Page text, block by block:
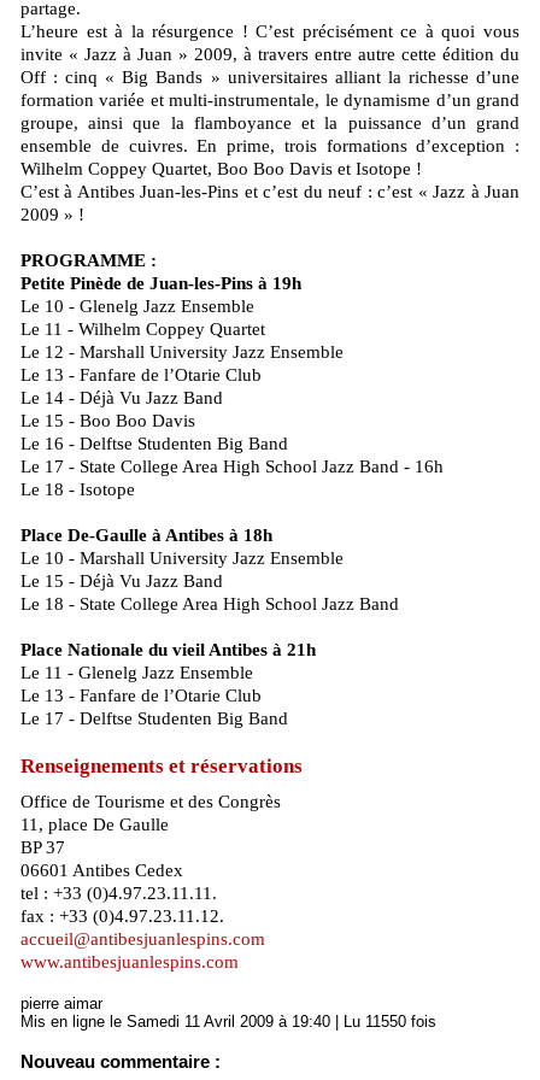
partage.
L’heure est à la résurgence ! C’est précisément ce à quoi vous
invite « Jazz à Juan » 2009, à travers entre autre cette édition du
Off : cinq « Big Bands » universitaires alliant la richesse d’une
formation variée et multi-instrumentale, le dynamisme d’un grand
groupe, ainsi que la flamboyance et la puissance d’un grand
ensemble de cuivres. En prime, trois formations d’exception :
Wilhelm Coppey Quartet, Boo Boo Davis et Isotope !
C’est à Antibes Juan-les-Pins et c’est du neuf : c’est « Jazz à Juan
2009 » !
PROGRAMME :
Petite Pinède de Juan-les-Pins à 19h
Le 10 - Glenelg Jazz Ensemble
Le 11 - Wilhelm Coppey Quartet
Le 12 - Marshall University Jazz Ensemble
Le 13 - Fanfare de l’Otarie Club
Le 14 - Déjà Vu Jazz Band
Le 15 - Boo Boo Davis
Le 16 - Delftse Studenten Big Band
Le 17 - State College Area High School Jazz Band - 16h
Le 18 - Isotope
Place De-Gaulle à Antibes à 18h
Le 10 - Marshall University Jazz Ensemble
Le 15 - Déjà Vu Jazz Band
Le 18 - State College Area High School Jazz Band
Place Nationale du vieil Antibes à 21h
Le 11 - Glenelg Jazz Ensemble
Le 13 - Fanfare de l’Otarie Club
Le 17 - Delftse Studenten Big Band
Renseignements et réservations
Office de Tourisme et des Congrès
11, place De Gaulle
BP 37
06601 Antibes Cedex
tel : +33 (0)4.97.23.11.11.
fax : +33 (0)4.97.23.11.12.
accueil@antibesjuanlespins.com
www.antibesjuanlespins.com
pierre aimar
Mis en ligne le Samedi 11 Avril 2009 à 19:40 | Lu 11550 fois
Nouveau commentaire :